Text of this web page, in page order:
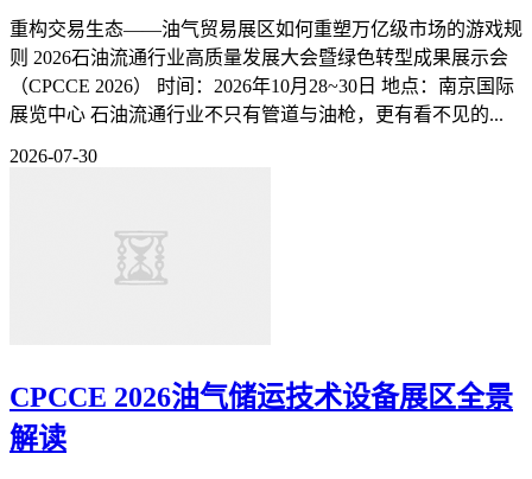
重构交易生态——油气贸易展区如何重塑万亿级市场的游戏规
则 2026石油流通行业高质量发展大会暨绿色转型成果展示会
（CPCCE 2026） 时间：2026年10月28~30日 地点：南京国际
展览中心 石油流通行业不只有管道与油枪，更有看不见的...
2026-07-30
CPCCE 2026油气储运技术设备展区全景
解读